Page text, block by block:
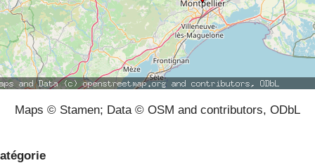
Maps © Stamen; Data © OSM and contributors, ODbL